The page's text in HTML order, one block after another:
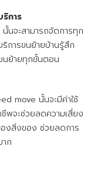
ริการ
นจะสามารถจัดการทุก
การขนย้ายบ้านรู้สึก
นย้ายทุกขั้นตอน
move นั้นจะมีค่าใช้
พจะช่วยลดความเสี่ยง
องสิ่งของ ช่วยลดการ
ก